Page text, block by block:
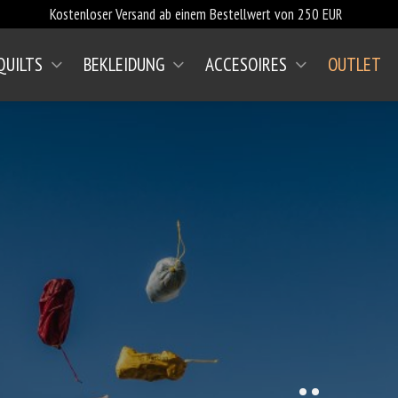
Kostenloser Versand ab einem Bestellwert von 250 EUR
BEKLEIDUNG ACCESOIRES
(AKTUELL)
OUTLET